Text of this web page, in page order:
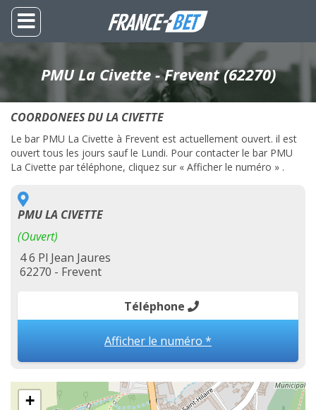
PMU La Civette - Frevent (62270)
COORDONEES DU LA CIVETTE
Le bar PMU La Civette à Frevent est actuellement ouvert. il est
ouvert tous les jours sauf le Lundi. Pour contacter le bar PMU
La Civette par téléphone, cliquez sur « Afficher le numéro » .
PMU LA CIVETTE
(Ouvert)
4 6 Pl Jean Jaures
62270 - Frevent
Téléphone
Afficher le numéro *
+